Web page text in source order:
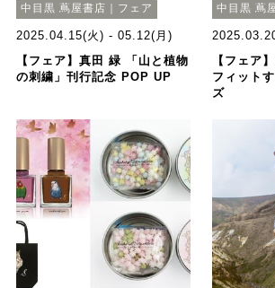
中目黒 蔦屋書店｜フェア
2025.04.15(火) - 05.12(月)
【フェア】真田 緑 「山と植物
の刺繍」刊行記念 POP UP
中目黒 蔦
【フェア
フィット
ズ